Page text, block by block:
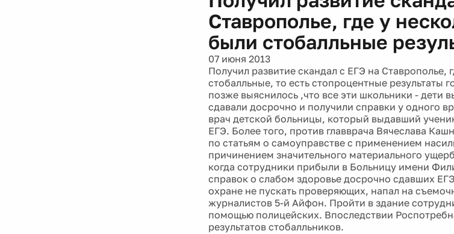
Ставрополье, где у
были стобалльные
07 июня 2013
Получил развитие скандал с ЕГЭ на Ставрополье,
стобалльные, то есть стопроцентные результаты
позже выяснилось ,что все эти школьники - дети
сдавали досрочно и получили справки у одного
врач детской больницы, который выдавший
ЕГЭ. Более того, против главврача Вячеслава
по статьям о самоуправстве с применением
причинением значительного материального
когда сотрудники прибыли в Больницу имени
справок о слабом здоровье досрочно сдавших
охране не пускать проверяющих, напал на
журналистов 5-й Айфон. Пройти в здание
помощью полицейских. Впоследствии
результатов стобалльников.